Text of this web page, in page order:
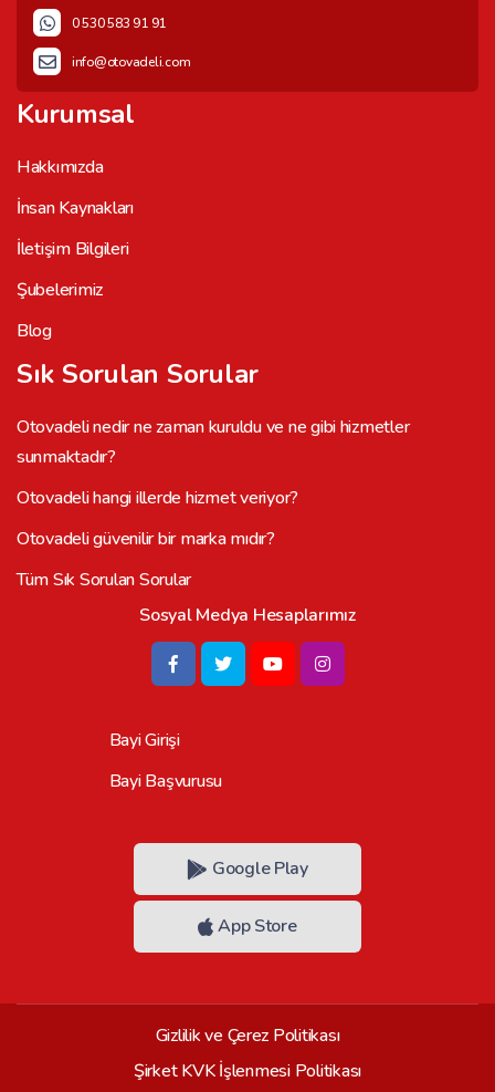
0 530 583 91 91
info@otovadeli.com
Kurumsal
Hakkımızda
İnsan Kaynakları
İletişim Bilgileri
Şubelerimiz
Blog
Sık Sorulan Sorular
Otovadeli nedir ne zaman kuruldu ve ne gibi hizmetler
sunmaktadır?
Otovadeli hangi illerde hizmet veriyor?
Otovadeli güvenilir bir marka mıdır?
Tüm Sık Sorulan Sorular
Sosyal Medya Hesaplarımız
Bayi Girişi
Bayi Başvurusu
Google Play
App Store
Gizlilik ve Çerez Politikası
Şirket KVK İşlenmesi Politikası